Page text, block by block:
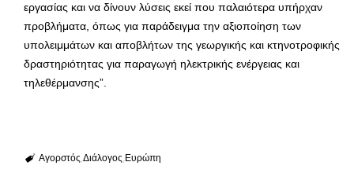
εργασίας και να δίνουν λύσεις εκεί που παλαιότερα υπήρχαν
προβλήματα, όπως για παράδειγμα την αξιοποίηση των
υπολειμμάτων και αποβλήτων της γεωργικής και κτηνοτροφικής
δραστηριότητας για παραγωγή ηλεκτρικής ενέργειας και
τηλεθέρμανσης”.
Αγορστός Διάλογος Ευρώπη